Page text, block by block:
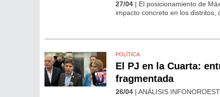
27/04 | El posicionamiento de
impacto concreto en los distritos,
POLÍTICA
El PJ en la Cuarta:
fragmentada
26/04 | ANÁLISIS